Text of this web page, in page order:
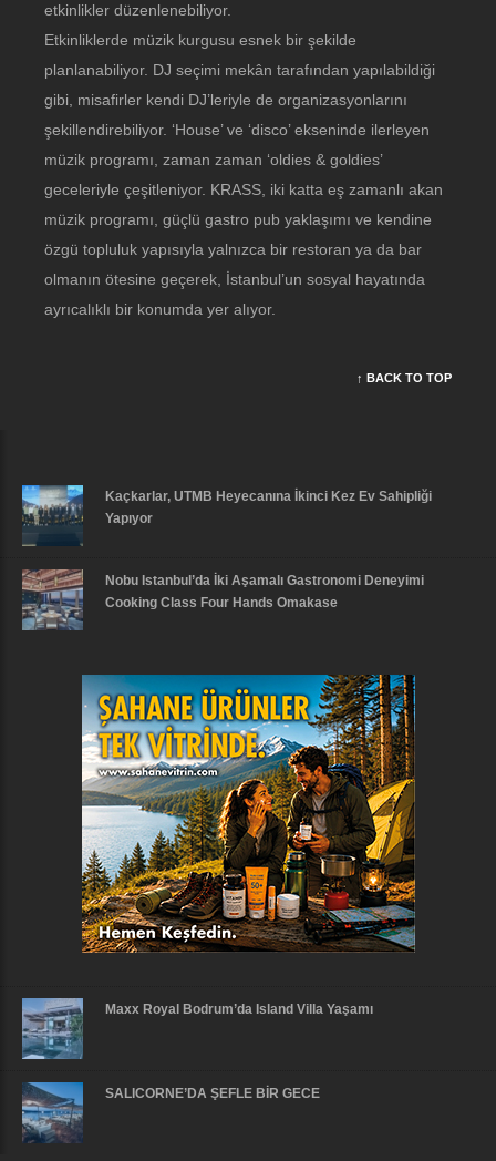
etkinlikler düzenlenebiliyor.
Etkinliklerde müzik kurgusu esnek bir şekilde
planlanabiliyor. DJ seçimi mekân tarafından yapılabildiği
gibi, misafirler kendi DJ’leriyle de organizasyonlarını
şekillendirebiliyor. ‘House’ ve ‘disco’ ekseninde ilerleyen
müzik programı, zaman zaman ‘oldies & goldies’
geceleriyle çeşitleniyor. KRASS, iki katta eş zamanlı akan
müzik programı, güçlü gastro pub yaklaşımı ve kendine
özgü topluluk yapısıyla yalnızca bir restoran ya da bar
olmanın ötesine geçerek, İstanbul’un sosyal hayatında
ayrıcalıklı bir konumda yer alıyor.
↑ BACK TO TOP
Kaçkarlar, UTMB Heyecanına İkinci Kez Ev Sahipliği
Yapıyor
Nobu Istanbul’da İki Aşamalı Gastronomi Deneyimi
Cooking Class Four Hands Omakase
Maxx Royal Bodrum’da Island Villa Yaşamı
SALICORNE’DA ŞEFLE BİR GECE